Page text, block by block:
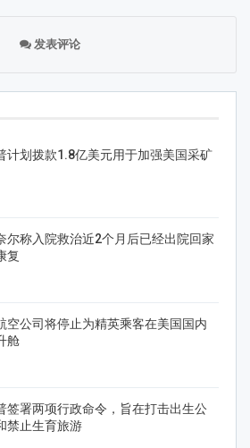
发表评论
计划拨款1.8亿美元用于加强美国采矿
尔称入院救治近2个月后已经出院回家
复
空公司将停止为精英乘客在美国国内
舱
签署两项行政命令，旨在打击出生公
禁止生育旅游